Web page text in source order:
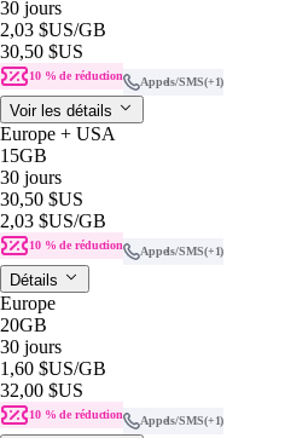
30 jours
2,03 $US/GB
30,50 $US
10 % de réduction Appels/SMS(+1)
Voir les détails
Europe + USA
15GB
30 jours
30,50 $US
2,03 $US/GB
10 % de réduction Appels/SMS(+1)
Détails
Europe
20GB
30 jours
1,60 $US/GB
32,00 $US
10 % de réduction Appels/SMS(+1)